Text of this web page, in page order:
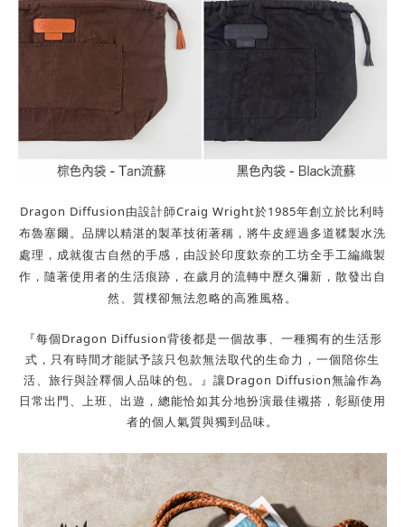
Dragon Diffusion由設計師Craig Wright於1985年創立於比利時
布魯塞爾。 品牌以精湛的製革技術著稱，將牛皮經過多道鞣製水洗
處理，成就復古自然的手感，由設於印度欽奈的工坊全手工編織製
作，隨著使用者的生活痕跡，在歲月的流轉中歷久彌新，散發出自
然、質樸卻無法忽略的高雅風格。
『每個Dragon Diffusion背後都是一個故事、一種獨有的生活形
式， 只有時間才能賦予該只包款無法取代的生命力，一個陪你生
活、旅行與詮釋個人品味的包。』 讓Dragon Diffusion無論作為
日常出門、上班、出遊，總能恰如其分地扮演最佳襯搭，彰顯使用
者的個人氣質與獨到品味。